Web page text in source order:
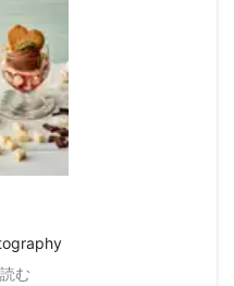
ます。
うございます。
影、家族写真等を含め全般
撮影、建築撮影、インタビ
タイリングも得意としてお